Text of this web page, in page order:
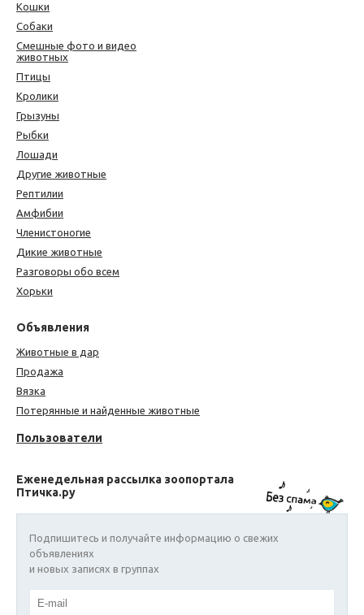
Кошки
Собаки
Смешные фото и видео
животных
Птицы
Кролики
Грызуны
Рыбки
Лошади
Другие животные
Рептилии
Амфибии
Членистоногие
Дикие животные
Разговоры обо всем
Хорьки
Объявления
Животные в дар
Продажа
Вязка
Потерянные и найденные животные
Пользователи
Еженедельная рассылка зоопортала
Птичка.ру
Подпишитесь и получайте информацию о свежих
объявлениях
и новых записях в группах